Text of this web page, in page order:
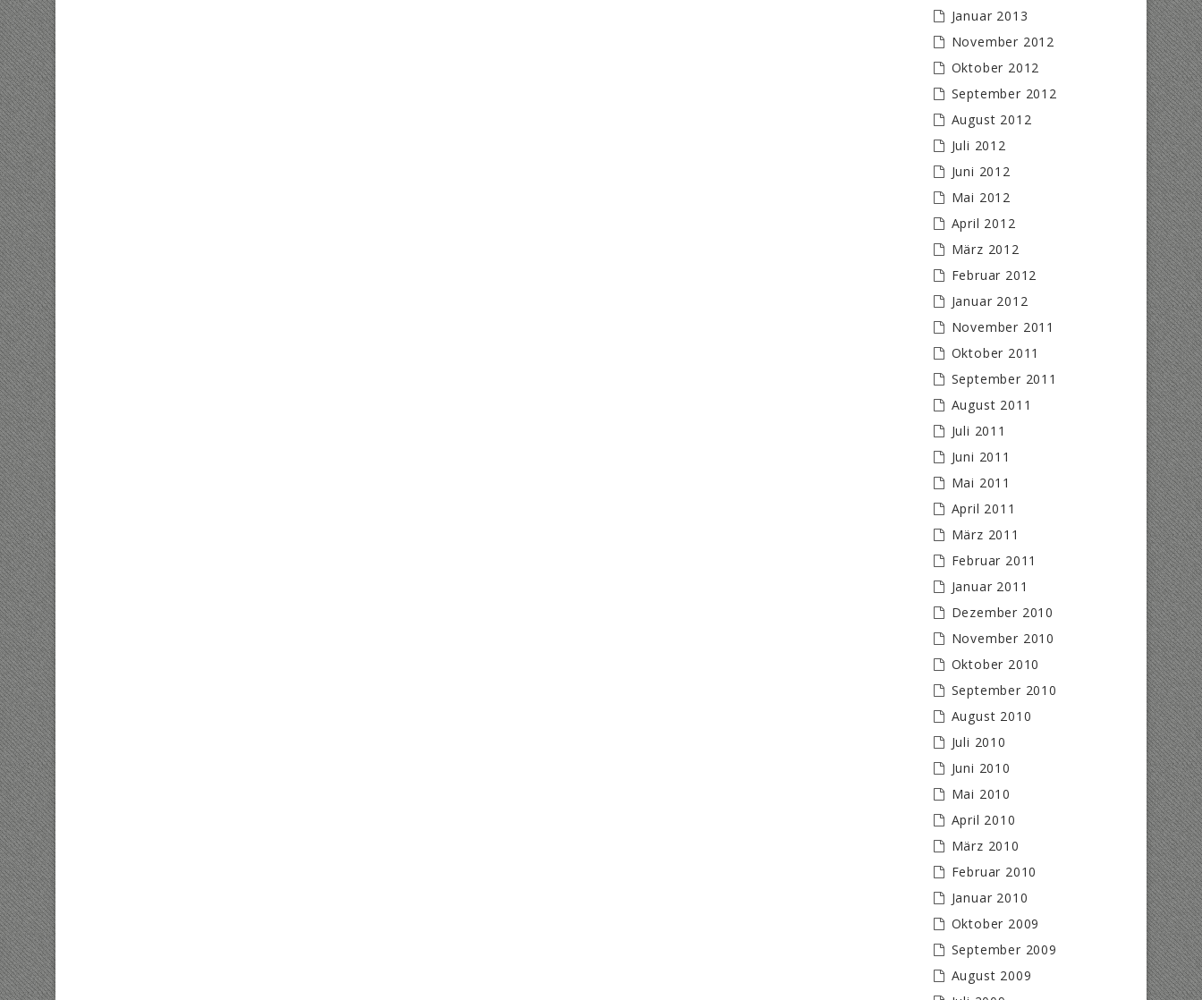
Januar 2013
November 2012
Oktober 2012
September 2012
August 2012
Juli 2012
Juni 2012
Mai 2012
April 2012
März 2012
Februar 2012
Januar 2012
November 2011
Oktober 2011
September 2011
August 2011
Juli 2011
Juni 2011
Mai 2011
April 2011
März 2011
Februar 2011
Januar 2011
Dezember 2010
November 2010
Oktober 2010
September 2010
August 2010
Juli 2010
Juni 2010
Mai 2010
April 2010
März 2010
Februar 2010
Januar 2010
Oktober 2009
September 2009
August 2009